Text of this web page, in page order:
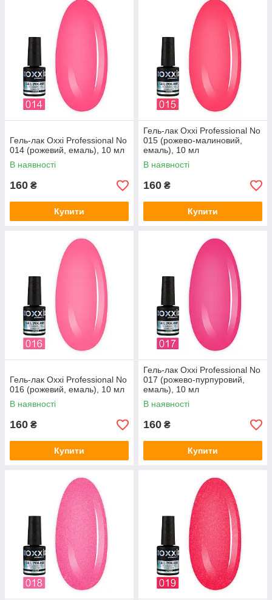
Гель-лак Oxxi Professional No
014 (рожевий, емаль), 10 мл
В наявності
160 ₴
Купити
Гель-лак Oxxi Professional No
015 (рожево-малиновий,
емаль), 10 мл
В наявності
160 ₴
Купити
Гель-лак Oxxi Professional No
016 (рожевий, емаль), 10 мл
В наявності
160 ₴
Купити
Гель-лак Oxxi Professional No
017 (рожево-пурпуровий,
емаль), 10 мл
В наявності
160 ₴
Купити